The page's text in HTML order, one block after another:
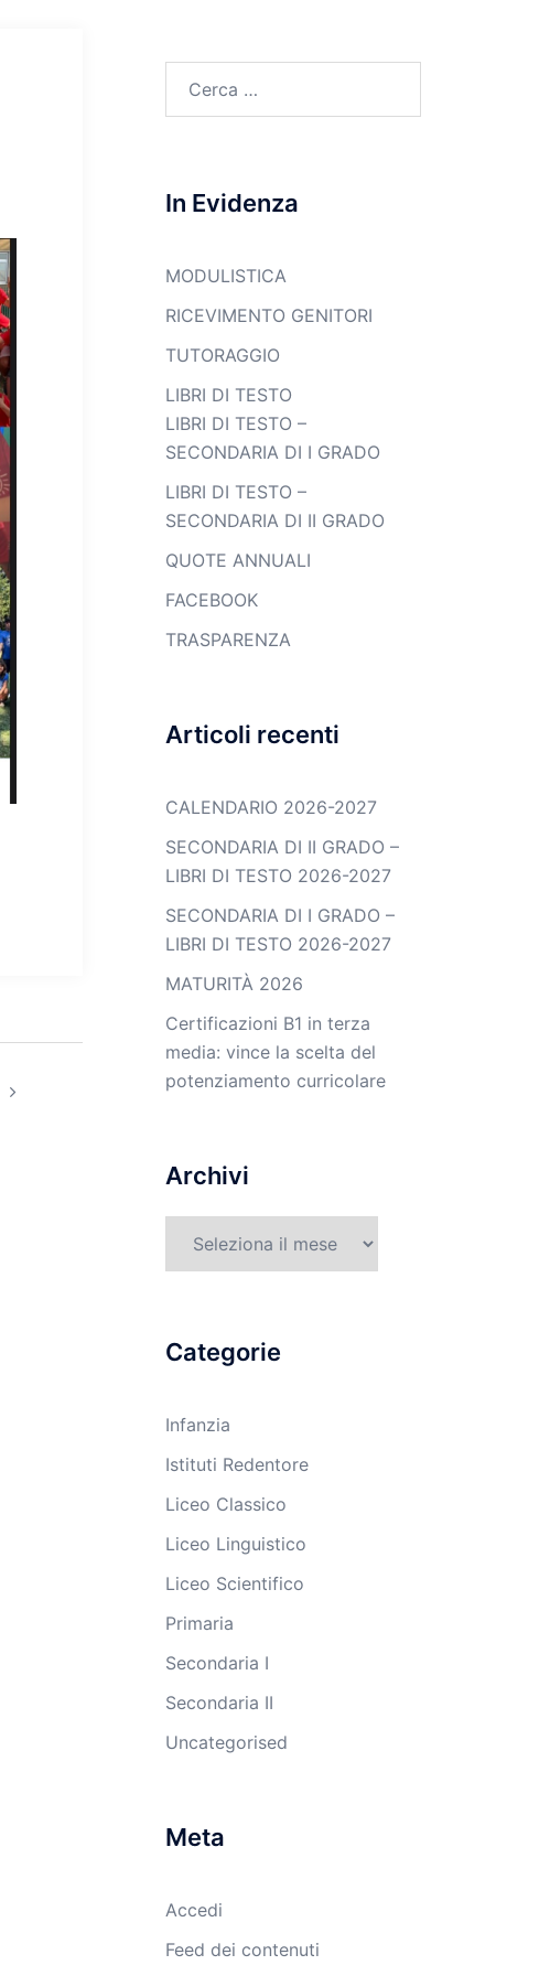
In Evidenza
MODULISTICA
RICEVIMENTO GENITORI
TUTORAGGIO
LIBRI DI TESTO
LIBRI DI TESTO –
SECONDARIA DI I GRADO
LIBRI DI TESTO –
SECONDARIA DI II GRADO
QUOTE ANNUALI
FACEBOOK
TRASPARENZA
Articoli recenti
CALENDARIO 2026-2027
SECONDARIA DI II GRADO –
LIBRI DI TESTO 2026-2027
SECONDARIA DI I GRADO –
LIBRI DI TESTO 2026-2027
MATURITÀ 2026
Certificazioni B1 in terza
media: vince la scelta del
potenziamento curricolare
Archivi
Categorie
Infanzia
Istituti Redentore
Liceo Classico
Liceo Linguistico
Liceo Scientifico
Primaria
Secondaria I
Secondaria II
Uncategorised
Meta
Accedi
Feed dei contenuti